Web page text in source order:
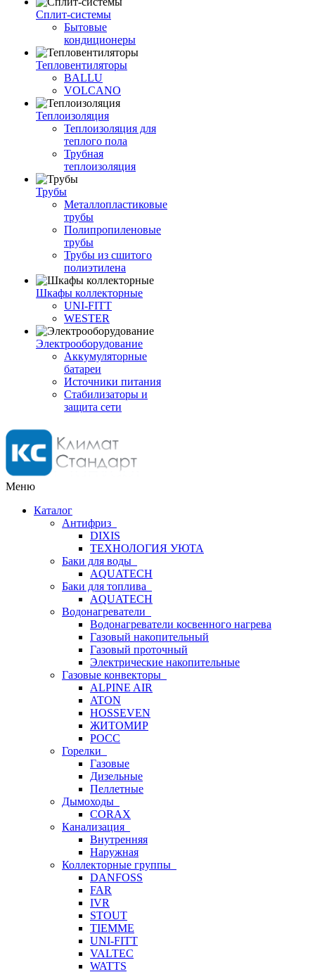
Сплит-системы
Бытовые
кондиционеры
Тепловентиляторы
BALLU
VOLCANO
Теплоизоляция
Теплоизоляция для
теплого пола
Трубная
теплоизоляция
Трубы
Металлопластиковые
трубы
Полипропиленовые
трубы
Трубы из сшитого
полиэтилена
Шкафы коллекторные
UNI-FITT
WESTER
Электрооборудование
Аккумуляторные
батареи
Источники питания
Стабилизаторы и
защита сети
Меню
Каталог
Антифриз
DIXIS
ТЕХНОЛОГИЯ УЮТА
Баки для воды
AQUATECH
Баки для топлива
AQUATECH
Водонагреватели
Водонагреватели косвенного нагрева
Газовый накопительный
Газовый проточный
Электрические накопительные
Газовые конвекторы
ALPINE AIR
ATON
HOSSEVEN
ЖИТОМИР
РОСС
Горелки
Газовые
Дизельные
Пеллетные
Дымоходы
CORAX
Канализация
Внутренняя
Наружная
Коллекторные группы
DANFOSS
FAR
IVR
STOUT
TIEMME
UNI-FITT
VALTEC
WATTS